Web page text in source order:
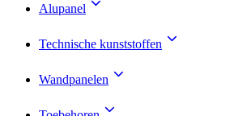
Alupanel
Technische kunststoffen
Wandpanelen